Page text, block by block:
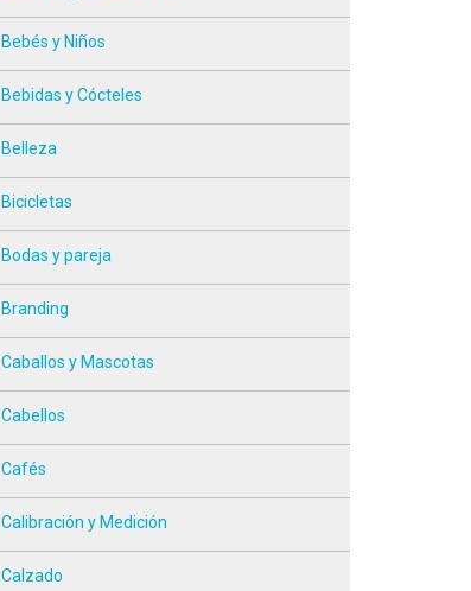
Bebés y Niños
Bebidas y Cócteles
Belleza
Bicicletas
Bodas y pareja
Branding
Caballos y Mascotas
Cabellos
Cafés
Calibración y Medición
Calzado